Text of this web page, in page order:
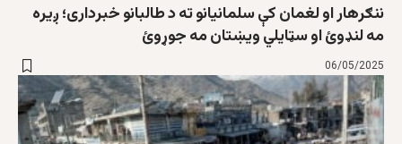
ننګرهار او لغمان کې سلمانیانو ته د طالبانو خبرداری؛ ږیره
مه لنډوئ او سټایلي ویښتان مه جوړوئ
06/05/2025